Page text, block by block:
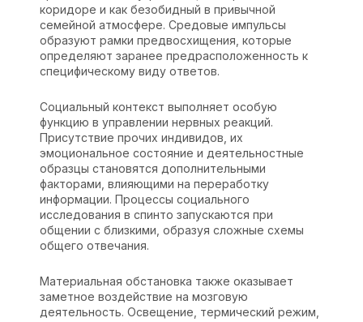
коридоре и как безобидный в привычной
семейной атмосфере. Средовые импульсы
образуют рамки предвосхищения, которые
определяют заранее предрасположенность к
специфическому виду ответов.
Социальный контекст выполняет особую
функцию в управлении нервных реакций.
Присутствие прочих индивидов, их
эмоциональное состояние и деятельностные
образцы становятся дополнительными
факторами, влияющими на переработку
информации. Процессы социального
исследования в спинто запускаются при
общении с близкими, образуя сложные схемы
общего отвечания.
Материальная обстановка также оказывает
заметное воздействие на мозговую
деятельность. Освещение, термический режим,